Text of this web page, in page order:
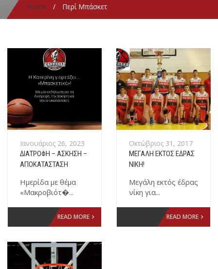
Home / Περί Μπάσκετ
Ιανουάριος 26, 2023
ΔΙΑΤΡΟΦΉ – ΆΣΚΗΣΗ –
ΑΠΟΚΑΤΆΣΤΑΣΗ
Ημερίδα με θέμα
«Μακροβιότ�...
READ MORE
Οκτώβριος 31, 2017
ΜΕΓΆΛΗ ΕΚΤΌΣ ΈΔΡΑΣ
ΝΊΚΗ!
Μεγάλη εκτός έδρας
νίκη για...
READ MORE